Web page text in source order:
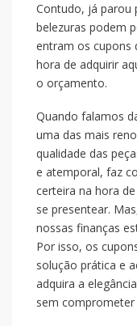
Contudo, já parou
belezuras podem
entram os cupons
hora de adquirir
o orçamento.
Quando falamos
uma das mais
qualidade das
e atemporal, faz
certeira na hora
se presentear.
nossas finanças
Por isso, os
solução prática e
adquira a
sem